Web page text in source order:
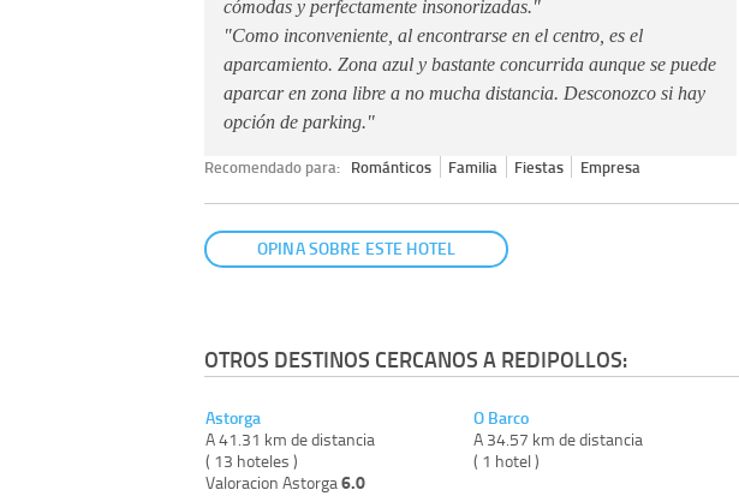
cómodas y perfectamente insonorizadas."
"Como inconveniente, al encontrarse en el centro, es el
aparcamiento. Zona azul y bastante concurrida aunque se puede
aparcar en zona libre a no mucha distancia. Desconozco si hay
opción de parking."
Recomendado para: Románticos Familia Fiestas Empresa
OPINA SOBRE ESTE HOTEL
OTROS DESTINOS CERCANOS A REDIPOLLOS:
Astorga
A 41.31 km de distancia
( 13 hoteles )
Valoracion Astorga 6.0
O Barco
A 34.57 km de distancia
( 1 hotel )